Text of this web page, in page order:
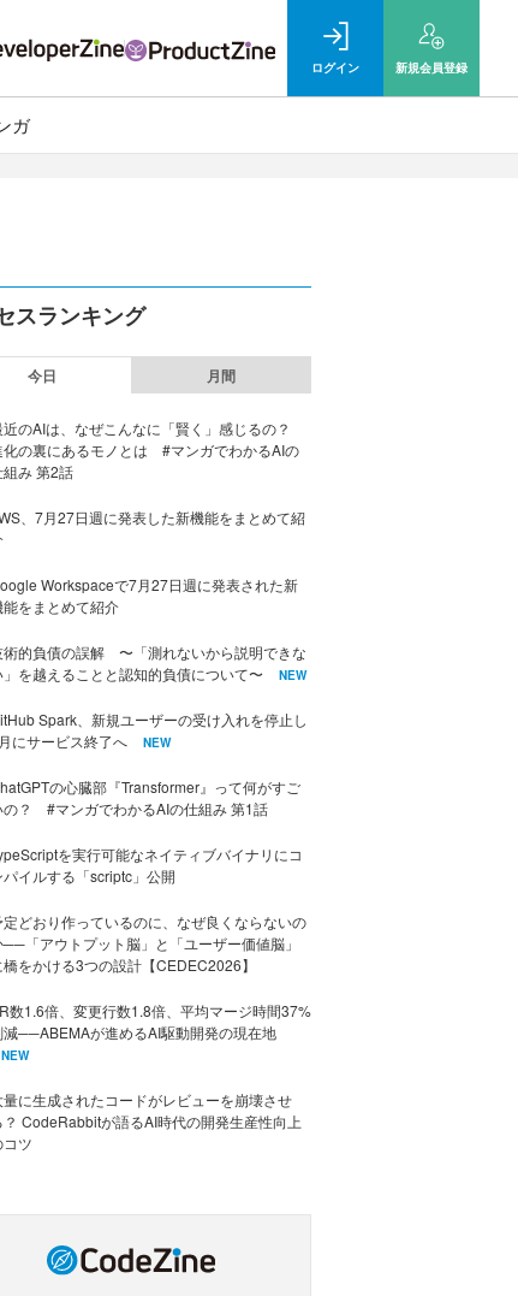
ログイン 新規会員登録
ガ
スランキング
今日 月間
近のAIは、なぜこんなに「賢く」感じるの？
化の裏にあるモノとは #マンガでわかるAIの
組み 第2話
、7月27日週に発表した新機能をまとめて紹
Workspaceで7月27日週に発表された新
能をまとめて紹介
術的負債の誤解 〜「測れないから説明できな
」を越えることと認知的負債について〜
NEW
Spark、新規ユーザーの受け入れを停止し
にサービス終了へ
NEW
の心臓部『Transformer』って何がすご
の？ #マンガでわかるAIの仕組み 第1話
を実行可能なネイティブバイナリにコ
パイルする「scriptc」公開
定どおり作っているのに、なぜ良くならないの
──「アウトプット脳」と「ユーザー価値脳」
橋をかける3つの設計【CEDEC2026】
数1.6倍、変更行数1.8倍、平均マージ時間37%
減──ABEMAが進めるAI駆動開発の現在地
NEW
量に生成されたコードがレビューを崩壊させ
？ CodeRabbitが語るAI時代の開発生産性向上
ツ